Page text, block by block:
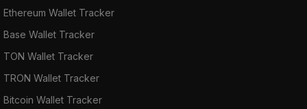
Ethereum Wallet Tracker
Base Wallet Tracker
TON Wallet Tracker
TRON Wallet Tracker
Bitcoin Wallet Tracker